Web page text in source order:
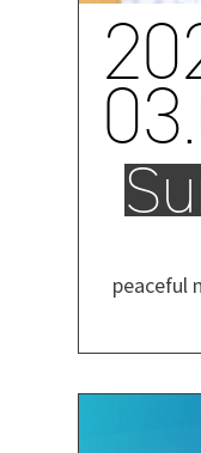
peaceful